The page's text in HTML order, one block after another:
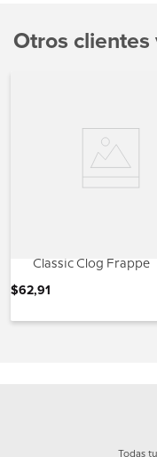
Otros clientes
Classic Clog Frappe
$62,91
Todas